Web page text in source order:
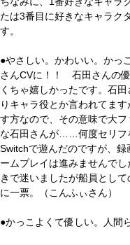
たは3番目に好きなキャラク
す。
●やさしい。かわいい。かっ
さんCVに！！ 石田さんの
くちゃ嬉しかったです。石
りキャラ役とか言われてま
す方なので、その意味で大
な石田さんが……何度セリフ
Switchで遊んだのですが、
ームプレイは進みませんで
きで迷いましたが船員とし
に一票。（こんふぃさん）
●かっこよくて優しい。人間